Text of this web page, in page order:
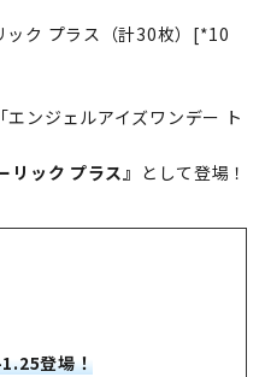
ック プラス（計30枚）[*10
ンジェルアイズワンデー ト
リック プラス』 として登場！
登場！